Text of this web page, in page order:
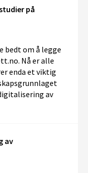
på
bedt om å legge
Nå er alle
enda et viktig
av
av